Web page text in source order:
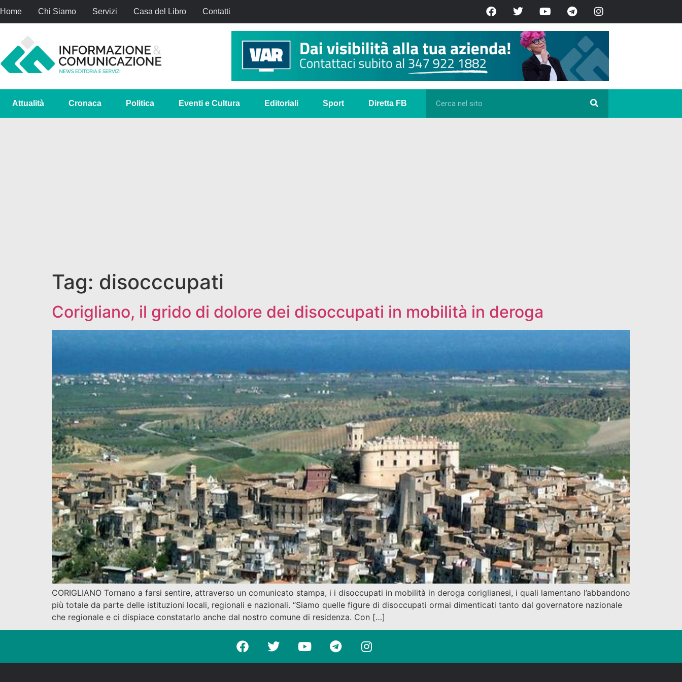
Home Chi Siamo Servizi Casa del Libro Contatti
Attualità Cronaca Politica Eventi e Cultura Editoriali Sport Diretta FB
Tag: disocccupati
Corigliano, il grido di dolore dei disoccupati in mobilità in deroga
CORIGLIANO Tornano a farsi sentire, attraverso un comunicato stampa, i i disoccupati in mobilità in deroga coriglianesi, i quali lamentano l’abbandono
più totale da parte delle istituzioni locali, regionali e nazionali. “Siamo quelle figure di disoccupati ormai dimenticati tanto dal governatore nazionale
che regionale e ci dispiace constatarlo anche dal nostro comune di residenza. Con […]